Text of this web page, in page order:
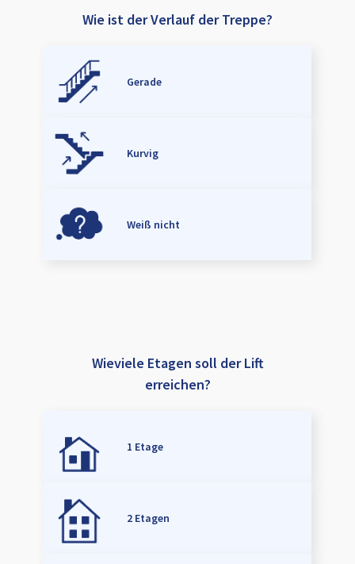
Wie ist der Verlauf der Treppe?
Gerade
Kurvig
Weiß nicht
Wieviele Etagen soll der Lift
erreichen?
1 Etage
2 Etagen